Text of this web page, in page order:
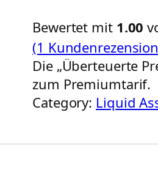
Bewertet mit 1.00
(1
Die „Überteuerte
zum Premiumtarif.
Category: Liquid